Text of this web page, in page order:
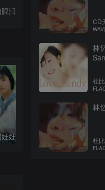
泪
娃回想曲 周华健-
CD
林
杜
林
杜